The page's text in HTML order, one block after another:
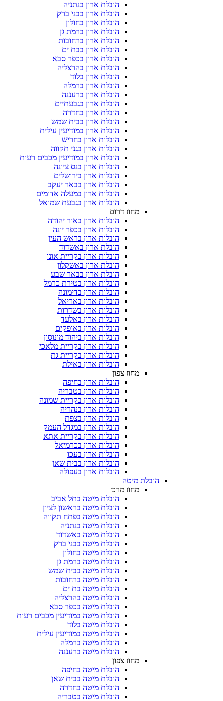
הובלת ארון בנתניה
הובלת ארון בבני ברק
הובלת ארון בחולון
הובלת ארון ברמת גן
הובלת ארון ברחובות
הובלת ארון בבת ים
הובלת ארון בכפר סבא
הובלת ארון בהרצליה
הובלת ארון בלוד
הובלת ארון ברמלה
הובלת ארון ברעננה
הובלת ארון בגבעתיים
הובלת ארון בחדרה
הובלת ארון בבית שמש
הובלת ארון במודיעין עילית
הובלות ארון בחריש
הובלות ארון בגני תקווה
הובלת ארון במודיעין מכבים רעות
הובלות ארון בנס ציונה
הובלות ארון בירושלים
הובלות ארון בבאר יעקב
הובלות ארון במעלה אדומים
הובלות ארון בגבעת שמואל
מחוז דרום
הובלות ארון באור יהודה
הובלות ארון בכפר יונה
הובלות ארון בראש העין
הובלת ארון באשדוד
הובלות ארון בקריית אונו
הובלת ארון באשקלון
הובלת ארון בבאר שבע
הובלות ארון בטירת כרמל
הובלות ארון בדימונה
הובלות ארון באריאל
הובלות ארון בשדרות
הובלות ארון באלעד
הובלות ארון באופקים
הובלות ארון ביהוד מונוסון
הובלות ארון בקריית מלאכי
הובלות ארון בקריית גת
הובלות ארון באילת
מחוז צפון
הובלות ארון בחיפה
הובלות ארון בטבריה
הובלות ארון בקריית שמונה
הובלות ארון בנהריה
הובלות ארון בצפת
הובלות ארון במגדל העמק
הובלות ארון בקריית אתא
הובלות ארון בכרמיאל
הובלות ארון בעכו
הובלות ארון בבית שאן
הובלות ארון בעפולה
הובלת מיטה
מחוז מרכז
הובלת מיטה בתל אביב
הובלת מיטה בראשון לציון
הובלת מיטה בפתח תקווה
הובלת מיטה בנתניה
הובלת מיטה באשדוד
הובלת מיטה בבני ברק
הובלת מיטה בחולון
הובלת מיטה ברמת גן
הובלת מיטה בבית שמש
הובלת מיטה ברחובות
הובלת מיטה בת ים
הובלת מיטה בהרצליה
הובלת מיטה בכפר סבא
הובלת מיטה במודיעין מכבים רעות
הובלת מיטה בלוד
הובלת מיטה במודיעין עילית
הובלת מיטה ברמלה
הובלת מיטה ברעננה
מחוז צפון
הובלת מיטה בחיפה
הובלת מיטה בבית שאן
הובלת מיטה בחדרה
הובלת מיטה בטבריה